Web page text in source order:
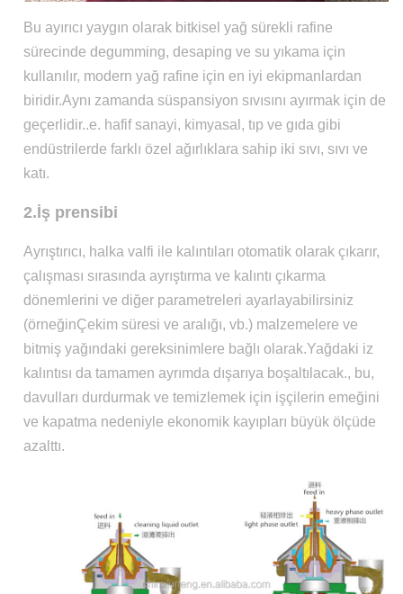
Bu ayırıcı yaygın olarak bitkisel yağ sürekli rafine
sürecinde degumming, desaping ve su yıkama için
kullanılır, modern yağ rafine için en iyi ekipmanlardan
biridir.Aynı zamanda süspansiyon sıvısını ayırmak için de
geçerlidir..e. hafif sanayi, kimyasal, tıp ve gıda gibi
endüstrilerde farklı özel ağırlıklara sahip iki sıvı, sıvı ve
katı.
2.İş prensibi
Ayrıştırıcı, halka valfi ile kalıntıları otomatik olarak çıkarır,
çalışması sırasında ayrıştırma ve kalıntı çıkarma
dönemlerini ve diğer parametreleri ayarlayabilirsiniz
(örneğinÇekim süresi ve aralığı, vb.) malzemelere ve
bitmiş yağındaki gereksinimlere bağlı olarak.Yağdaki iz
kalıntısı da tamamen ayrımda dışarıya boşaltılacak., bu,
davulları durdurmak ve temizlemek için işçilerin emeğini
ve kapatma nedeniyle ekonomik kayıpları büyük ölçüde
azalttı.